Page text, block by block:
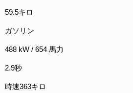
59.5キロ
ガソリン
488 kW / 654 馬力
2.9秒
時速363キロ